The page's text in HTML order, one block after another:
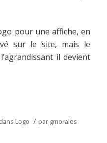
pour une affiche, en
sur le site, mais le
il devient
dans Logo / par gmorales